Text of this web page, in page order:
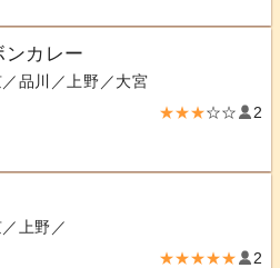
ンカレー
品川／上野／大宮
★★★☆☆ 2
上野／
★★★★★ 2